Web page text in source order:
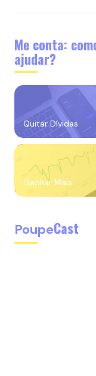
Me conta:
ajudar?
Quitar Dívidas
Ganhar Mais
PoupeCast